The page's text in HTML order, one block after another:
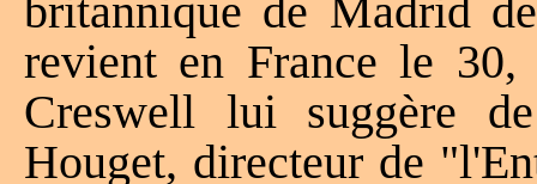
britannique de Madrid
revient en France le
Creswell lui suggère
Houget, directeur de